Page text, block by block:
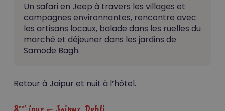
Un safari en Jeep à travers les villages et
campagnes environnantes, rencontre avec
les artisans locaux, balade dans les ruelles du
marché et déjeuner dans les jardins de
Samode Bagh.
Retour à Jaipur et nuit à l’hôtel.
eme